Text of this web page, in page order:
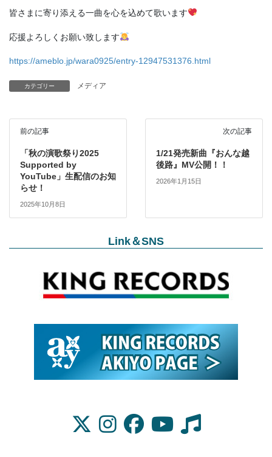
皆さまに寄り添える一曲を心を込めて歌います
応援よろしくお願い致します
https://ameblo.jp/wara0925/entry-12947531376.html
カテゴリー メディア
前の記事
「秋の演歌祭り2025
Supported by
YouTube」生配信のお知
らせ！
2025年10月8日
次の記事
1/21発売新曲『おんな越
後路』MV公開！！
2026年1月15日
Link＆SNS